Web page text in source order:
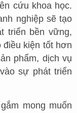
cứu khoa học.
nghiệp sẽ tạo
triển bền vững,
điều kiện tốt hơn
phẩm, dịch vụ
sự phát triển
mong muốn